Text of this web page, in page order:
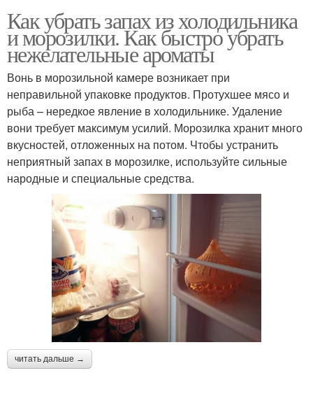
Как убрать запах из холодильника
и морозилки. Как быстро убрать
нежелательные ароматы
Вонь в морозильной камере возникает при
неправильной упаковке продуктов. Протухшее мясо и
рыба – нередкое явление в холодильнике. Удаление
вони требует максимум усилий. Морозилка хранит много
вкусностей, отложенных на потом. Чтобы устранить
неприятный запах в морозилке, используйте сильные
народные и специальные средства.
читать дальше →